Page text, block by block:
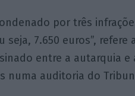
por três
seja, 7.650 euros”,
entre a autarquia e
numa auditoria do